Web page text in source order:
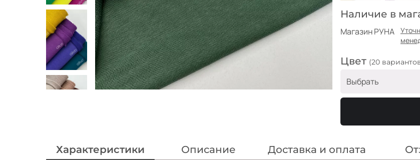
Наличие в
Магазин РУНА
Цвет (20
Выбрать
Горчица
Беж
Характеристики Описание Доставка и оплата